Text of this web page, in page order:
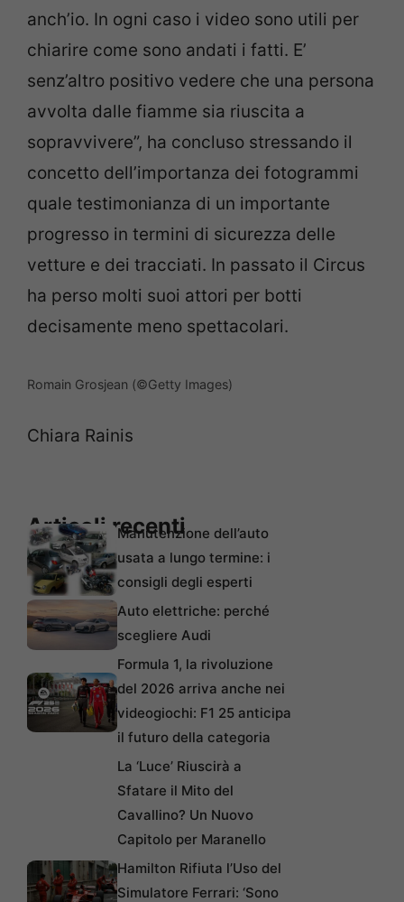
anch’io. In ogni caso i video sono utili per
chiarire come sono andati i fatti. E’
senz’altro positivo vedere che una persona
avvolta dalle fiamme sia riuscita a
sopravvivere”, ha concluso stressando il
concetto dell’importanza dei fotogrammi
quale testimonianza di un importante
progresso in termini di sicurezza delle
vetture e dei tracciati. In passato il Circus
ha perso molti suoi attori per botti
decisamente meno spettacolari.
Romain Grosjean (©Getty Images)
Chiara Rainis
Articoli recentiManutenzione dell’auto
usata a lungo termine: i
consigli degli esperti
Auto elettriche: perché
scegliere Audi
Formula 1, la rivoluzione
del 2026 arriva anche nei
videogiochi: F1 25 anticipa
il futuro della categoria
La ‘Luce’ Riuscirà a
Sfatare il Mito del
Cavallino? Un Nuovo
Capitolo per Maranello
Hamilton Rifiuta l’Uso del
Simulatore Ferrari: ‘Sono